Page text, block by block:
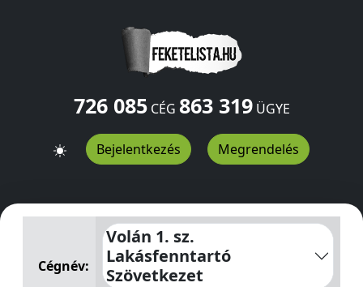
726 085CÉG 863 319ÜGYE
Bejelentkezés Megrendelés
Volán 1. sz. Lakásfenntartó SzövetkezetÁrpád ut 51/B
Cégnév:
Volán 1. sz.
Lakásfenntartó
Szövetkezet